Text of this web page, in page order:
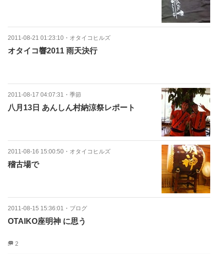
2011-08-21 01:23:10 ・ オタイコヒルズ
オタイコ響2011 雨天決行
2011-08-17 04:07:31 ・ 季節
八月13日 あんしん村納涼祭レポート
2011-08-16 15:00:50 ・ オタイコヒルズ
稽古場で
2011-08-15 15:36:01 ・ ブログ
OTAIKO座明神 に思う
2